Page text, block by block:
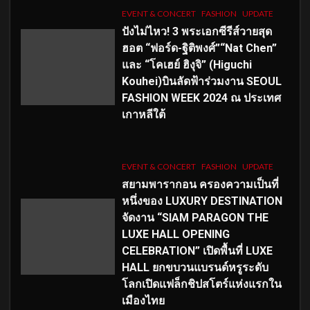
EVENT & CONCERT FASHION UPDATE
ปังไม่ไหว! 3 พระเอกซีรีส์วายสุด
ฮอต “ฟอร์ด-ฐิติพงศ์”“Nat Chen”
และ “โคเฮย์ ฮิงุจิ” (Higuchi
Kouhei)บินลัดฟ้าร่วมงาน SEOUL
FASHION WEEK 2024 ณ ประเทศ
เกาหลีใต้
EVENT & CONCERT FASHION UPDATE
สยามพารากอน ครองความเป็นที่
หนึ่งของ LUXURY DESTINATION
จัดงาน “SIAM PARAGON THE
LUXE HALL OPENING
CELEBRATION” เปิดพื้นที่ LUXE
HALL ยกขบวนแบรนด์หรูระดับ
โลกเปิดแฟล็กชิปสโตร์แห่งแรกใน
เมืองไทย